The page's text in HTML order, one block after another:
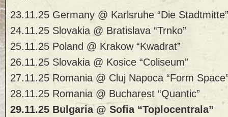
23.11.25 Germany @ Karlsruhe “Die Stadtmitte”
24.11.25 Slovakia @ Bratislava “Trnko”
25.11.25 Poland @ Krakow “Kwadrat”
26.11.25 Slovakia @ Kosice “Coliseum”
27.11.25 Romania @ Cluj Napoca “Form
28.11.25 Romania @ Bucharest “Quantic”
29.11.25 Bulgaria @ Sofia “Toplocentrala”